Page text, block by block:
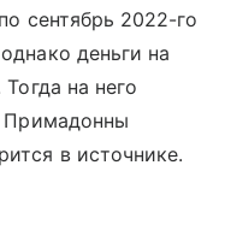
сентябрь 2022-го
деньги на
на него
Примадонны
в источнике.